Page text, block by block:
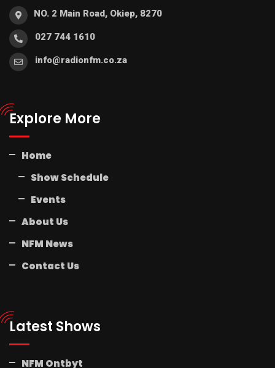
NO. 2 Main Road, Okiep, 8270
027 744 1610
info@radionfm.co.za
Explore More
Home
Show Schedule
Events
About Us
NFM News
Contact Us
Latest Shows
NFM Ontbyt